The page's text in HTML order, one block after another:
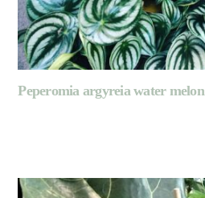
Peperomia argyreia water melon